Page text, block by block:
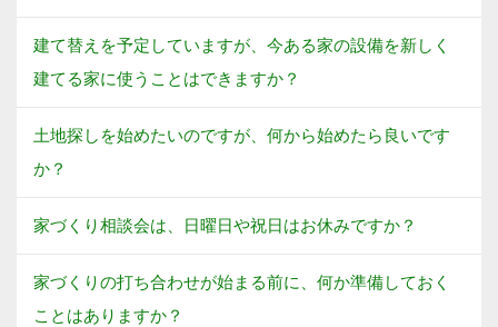
建て替えを予定していますが、今ある家の設備を新しく
建てる家に使うことはできますか？
土地探しを始めたいのですが、何から始めたら良いです
か？
家づくり相談会は、日曜日や祝日はお休みですか？
家づくりの打ち合わせが始まる前に、何か準備しておく
ことはありますか？